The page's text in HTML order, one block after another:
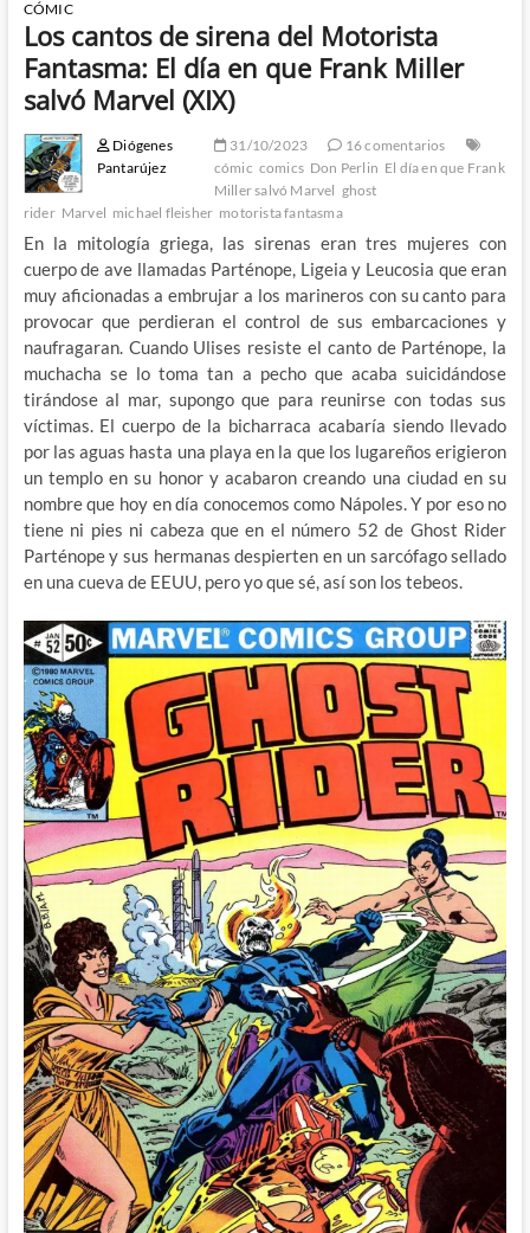
CÓMIC
Los cantos de sirena del Motorista
Fantasma: El día en que Frank Miller
salvó Marvel (XIX)
Diógenes
Pantarújez
31/10/2023
16 comentarios
cómic comics Don Perlin El día en que Frank
Miller salvó Marvel ghost
rider Marvel michael fleisher motorista fantasma
En la mitología griega, las sirenas eran tres mujeres con
cuerpo de ave llamadas Parténope, Ligeia y Leucosia que eran
muy aficionadas a embrujar a los marineros con su canto para
provocar que perdieran el control de sus embarcaciones y
naufragaran. Cuando Ulises resiste el canto de Parténope, la
muchacha se lo toma tan a pecho que acaba suicidándose
tirándose al mar, supongo que para reunirse con todas sus
víctimas. El cuerpo de la bicharraca acabaría siendo llevado
por las aguas hasta una playa en la que los lugareños erigieron
un templo en su honor y acabaron creando una ciudad en su
nombre que hoy en día conocemos como Nápoles. Y por eso no
tiene ni pies ni cabeza que en el número 52 de Ghost Rider
Parténope y sus hermanas despierten en un sarcófago sellado
en una cueva de EEUU, pero yo que sé, así son los tebeos.